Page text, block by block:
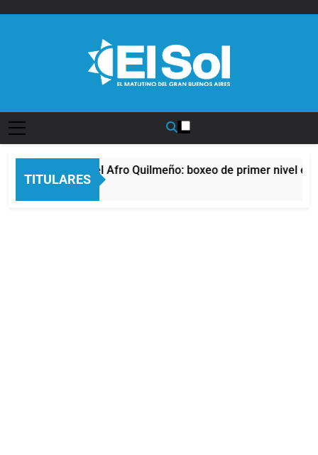
TITULARES
La noche del Afro Quilmeño: boxeo de primer nivel en
11 Horas Atrás